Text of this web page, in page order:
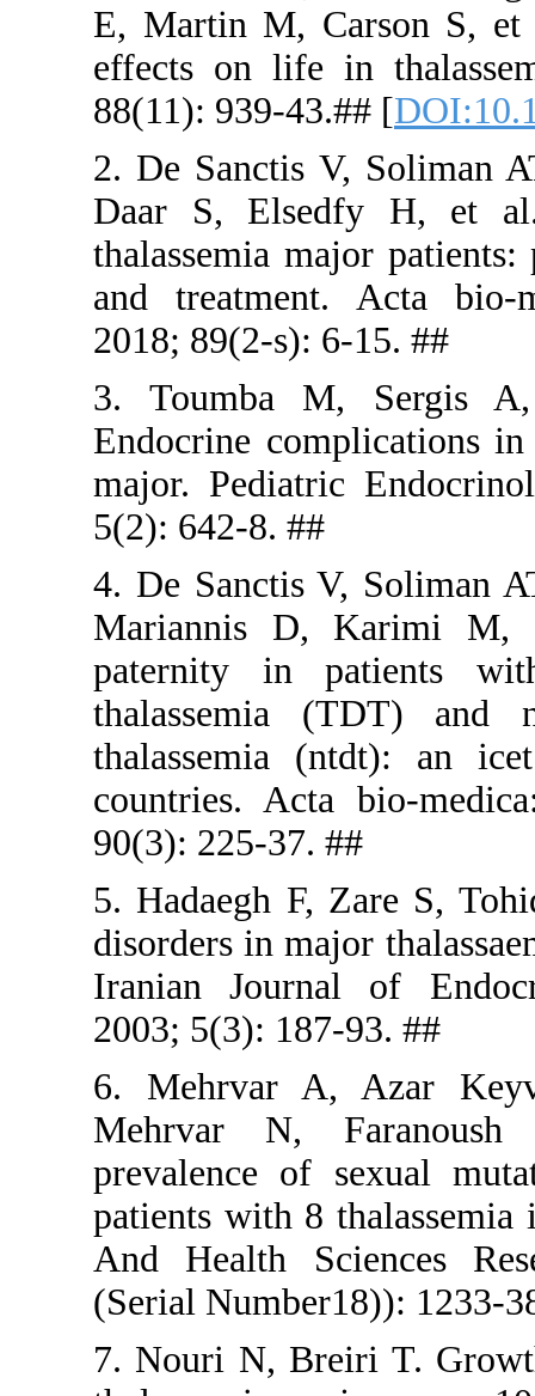
E, Martin
effects on
88(11):
2. De
Daar S,
and
2018;
3.
Endocrine
major.
4. De
paternity
countries.
90(3): 225-
5.
disorders
Iranian
2003; 5(3):
6.
Mehrvar
patients
And
(Serial
7. Nouri